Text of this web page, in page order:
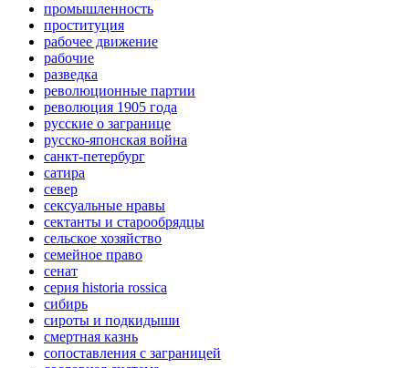
промышленность
проституция
рабочее движение
рабочие
разведка
революционные партии
революция 1905 года
русские о загранице
русско-японская война
санкт-петербург
сатира
север
сексуальные нравы
сектанты и старообрядцы
сельское хозяйство
семейное право
сенат
серия historia rossica
сибирь
сироты и подкидыши
смертная казнь
сопоставления с заграницей